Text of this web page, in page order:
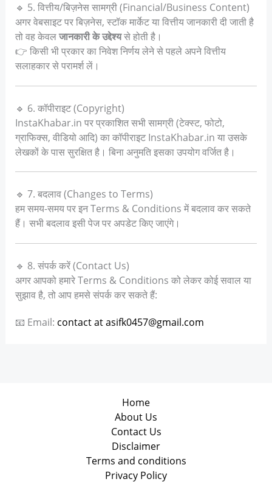
🔹 5. वित्तीय/बिज़नेस सामग्री (Financial/Business Content)
अगर वेबसाइट पर बिज़नेस, स्टॉक मार्केट या वित्तीय जानकारी दी जाती है
तो वह केवलजानकारी के उद्देश्यसे होती है।
👉 किसी भी प्रकार का निवेश निर्णय लेने से पहले अपने वित्तीय
सलाहकार से परामर्श लें।
🔹 6. कॉपीराइट (Copyright)
InstaKhabar.in पर प्रकाशित सभी सामग्री (टेक्स्ट, फोटो,
ग्राफिक्स, वीडियो आदि) का कॉपीराइट InstaKhabar.in या उसके
लेखकों के पास सुरक्षित है। बिना अनुमति इसका उपयोग वर्जित है।
🔹 7. बदलाव (Changes to Terms)
हम समय-समय पर इन Terms & Conditions में बदलाव कर सकते
हैं। सभी बदलाव इसी पेज पर अपडेट किए जाएंगे।
🔹 8. संपर्क करें (Contact Us)
अगर आपको हमारे Terms & Conditions को लेकर कोई सवाल या
सुझाव है, तो आप हमसे संपर्क कर सकते हैं:
📧 Email: contact at asifk0457@gmail.com
Home
About Us
Contact Us
Disclaimer
Terms and conditions
Privacy Policy